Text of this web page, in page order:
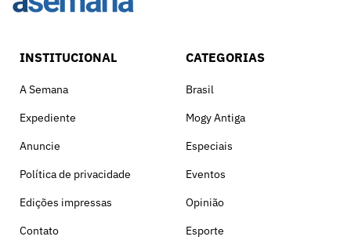
INSTITUCIONAL
A Semana
Expediente
Anuncie
Política de privacidade
Edições impressas
Contato
CATEGORIAS
Brasil
Mogy Antiga
Especiais
Eventos
Opinião
Esporte